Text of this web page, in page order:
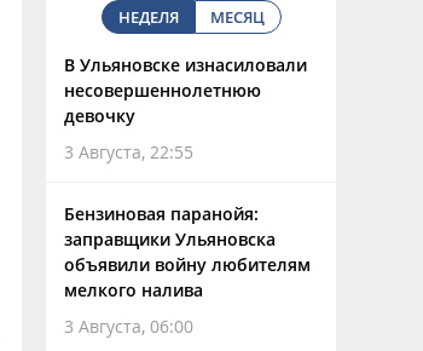
НЕДЕЛЯ МЕСЯЦ
В Ульяновске изнасиловали
несовершеннолетнюю
девочку
3 Августа, 22:55
Бензиновая паранойя:
заправщики Ульяновска
объявили войну любителям
мелкого налива
3 Августа, 06:00